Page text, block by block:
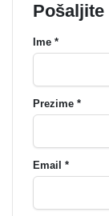
Pošaljite
Ime *
Prezime *
Email *